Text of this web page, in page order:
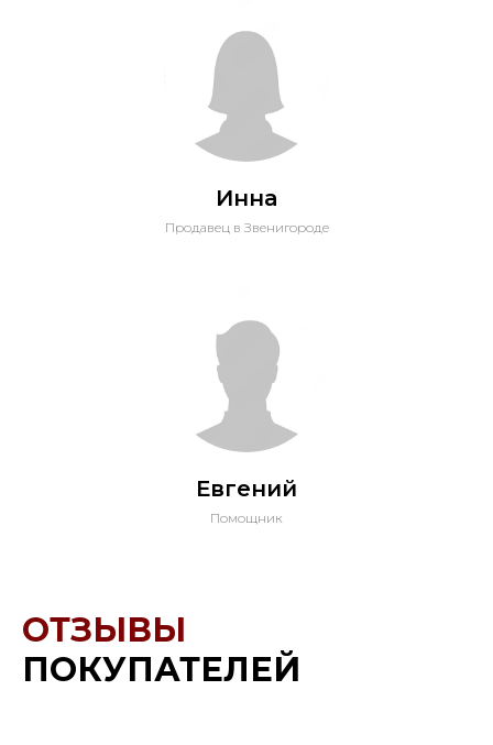
Инна
Продавец в Звенигороде
Евгений
Помощник
ОТЗЫВЫ
ПОКУПАТЕЛЕЙ